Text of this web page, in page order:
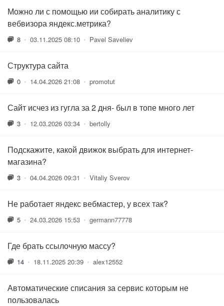
Можно ли с помощью ии собирать аналитику с
вебвизора яндекс.метрика?
8 • 03.11.2025 08:10 • Pavel Saveliev
Структура сайта
0 • 14.04.2026 21:08 • promotut
Сайт исчез из гугла за 2 дня- был в топе много лет
3 • 12.03.2026 03:34 • bertolly
Подскажите, какой движок выбрать для интернет-
магазина?
3 • 04.04.2026 09:31 • Vitaliy Sverov
Не работает яндекс вебмастер, у всех так?
5 • 24.03.2026 15:53 • germann77778
Где брать ссылочную массу?
14 • 18.11.2025 20:39 • alex12552
Автоматические списания за сервис которым не
пользовалась